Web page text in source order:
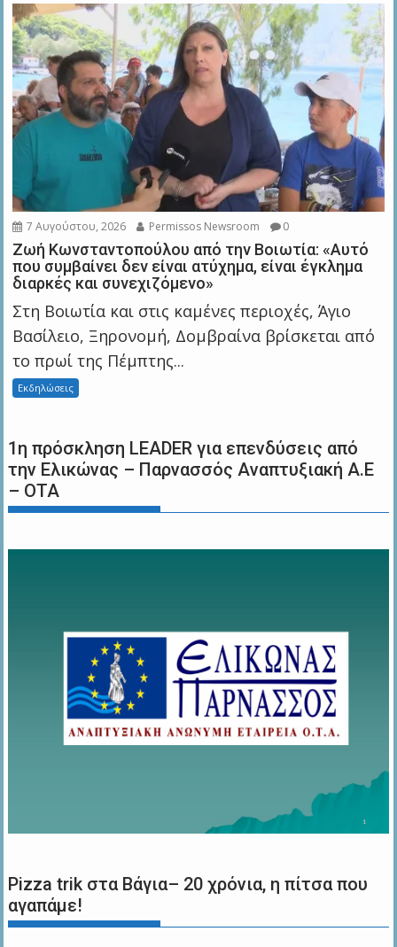
7 Αυγούστου, 2026 Permissos Newsroom 0
Ζωή Κωνσταντοπούλου από την Βοιωτία: «Αυτό
που συμβαίνει δεν είναι ατύχημα, είναι έγκλημα
διαρκές και συνεχιζόμενο»
Στη Βοιωτία και στις καμένες περιοχές, Άγιο
Βασίλειο, Ξηρονομή, Δομβραίνα βρίσκεται από
το πρωί της Πέμπτης...
Εκδηλώσεις
1η πρόσκληση LEADER για επενδύσεις από
την Ελικώνας – Παρνασσός Αναπτυξιακή Α.Ε
– ΟΤΑ
Pizza trik στα Βάγια– 20 χρόνια, η πίτσα που
αγαπάμε!